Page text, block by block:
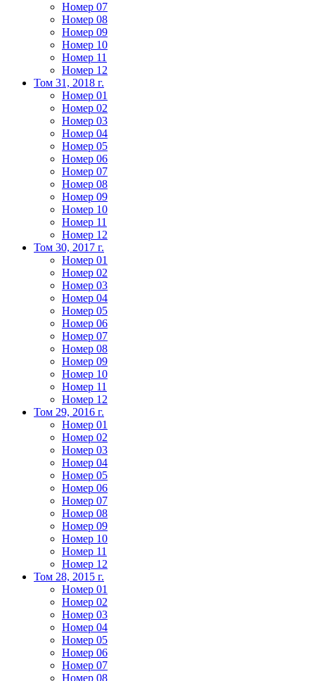
Номер 07
Номер 08
Номер 09
Номер 10
Номер 11
Номер 12
Том 31, 2018 г.
Номер 01
Номер 02
Номер 03
Номер 04
Номер 05
Номер 06
Номер 07
Номер 08
Номер 09
Номер 10
Номер 11
Номер 12
Том 30, 2017 г.
Номер 01
Номер 02
Номер 03
Номер 04
Номер 05
Номер 06
Номер 07
Номер 08
Номер 09
Номер 10
Номер 11
Номер 12
Том 29, 2016 г.
Номер 01
Номер 02
Номер 03
Номер 04
Номер 05
Номер 06
Номер 07
Номер 08
Номер 09
Номер 10
Номер 11
Номер 12
Том 28, 2015 г.
Номер 01
Номер 02
Номер 03
Номер 04
Номер 05
Номер 06
Номер 07
Номер 08